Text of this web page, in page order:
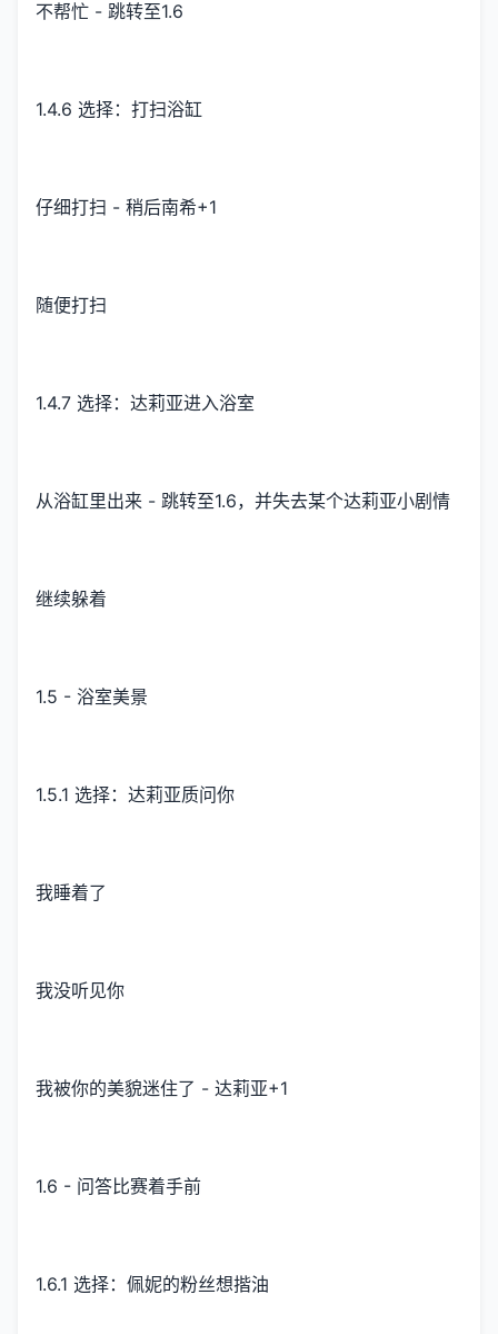
不帮忙 - 跳转至1.6
1.4.6 选择：打扫浴缸
仔细打扫 - 稍后南希+1
随便打扫
1.4.7 选择：达莉亚进入浴室
从浴缸里出来 - 跳转至1.6，并失去某个达莉亚小剧情
继续躲着
1.5 - 浴室美景
1.5.1 选择：达莉亚质问你
我睡着了
我没听见你
我被你的美貌迷住了 - 达莉亚+1
1.6 - 问答比赛着手前
1.6.1 选择：佩妮的粉丝想揩油